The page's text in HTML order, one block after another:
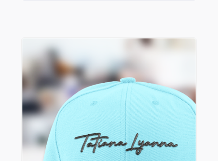
Uncategorized